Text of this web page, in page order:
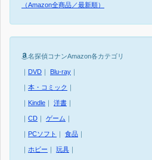
（Amazon全商品／最新順）
名探偵コナンAmazon各カテゴリ
｜ DVD ｜ Blu-ray ｜
｜ 本・コミック ｜
｜ Kindle ｜ 洋書 ｜
｜ CD ｜ ゲーム ｜
｜ PCソフト ｜ 食品 ｜
｜ ホビー ｜ 玩具 ｜